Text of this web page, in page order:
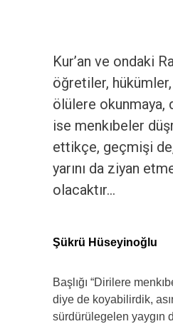
Kur’an ve ondaki
öğretiler, hükümler,
ölülere okunmaya,
ise menkıbeler
ettikçe, geçmişi
yarını da ziyan
olacaktır…
Şükrü Hüseyinoğlu
Başlığı “Dirilere
diye de koyabilirdik,
sürdürülegelen yaygın